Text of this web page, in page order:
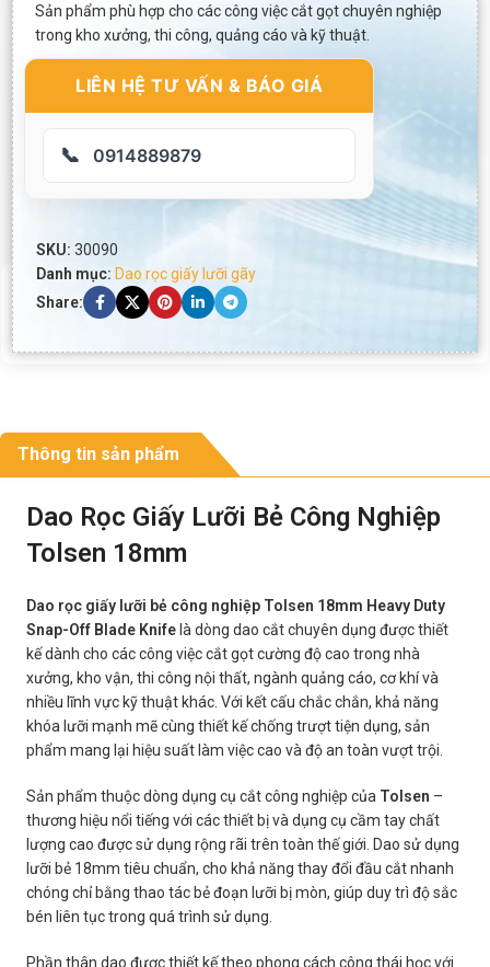
Sản phẩm phù hợp cho các công việc cắt gọt chuyên nghiệp
trong kho xưởng, thi công, quảng cáo và kỹ thuật.
LIÊN HỆ TƯ VẤN & BÁO GIÁ
📞 0914889879
SKU: 30090
Danh mục: Dao rọc giấy lưỡi gãy
Share:
Thông tin sản phẩm
Dao Rọc Giấy Lưỡi Bẻ Công Nghiệp
Tolsen 18mm
Dao rọc giấy lưỡi bẻ công nghiệp Tolsen 18mm Heavy Duty
Snap-Off Blade Knife là dòng dao cắt chuyên dụng được thiết
kế dành cho các công việc cắt gọt cường độ cao trong nhà
xưởng, kho vận, thi công nội thất, ngành quảng cáo, cơ khí và
nhiều lĩnh vực kỹ thuật khác. Với kết cấu chắc chắn, khả năng
khóa lưỡi mạnh mẽ cùng thiết kế chống trượt tiện dụng, sản
phẩm mang lại hiệu suất làm việc cao và độ an toàn vượt trội.
Sản phẩm thuộc dòng dụng cụ cắt công nghiệp của Tolsen –
thương hiệu nổi tiếng với các thiết bị và dụng cụ cầm tay chất
lượng cao được sử dụng rộng rãi trên toàn thế giới. Dao sử dụng
lưỡi bẻ 18mm tiêu chuẩn, cho khả năng thay đổi đầu cắt nhanh
chóng chỉ bằng thao tác bẻ đoạn lưỡi bị mòn, giúp duy trì độ sắc
bén liên tục trong quá trình sử dụng.
Phần thân dao được thiết kế theo phong cách công thái học với